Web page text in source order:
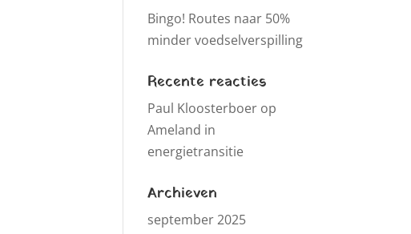
Bingo! Routes naar 50%
minder voedselverspilling
Recente reacties
Paul Kloosterboer op
Ameland in
energietransitie
Archieven
september 2025